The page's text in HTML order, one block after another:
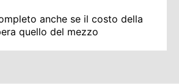
anche se il costo della
quello del mezzo